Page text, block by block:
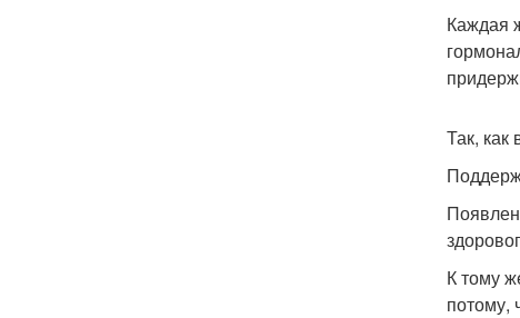
Каждая
Так,
К тому
потому,